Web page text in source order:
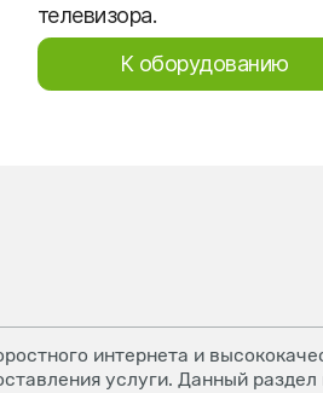
телевизора.
К оборудованию
интернета и
услуги. Данный